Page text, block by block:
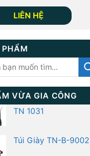
LIÊN HỆ
VỪA GIA CÔNG
Túi Giày TN-B-9002